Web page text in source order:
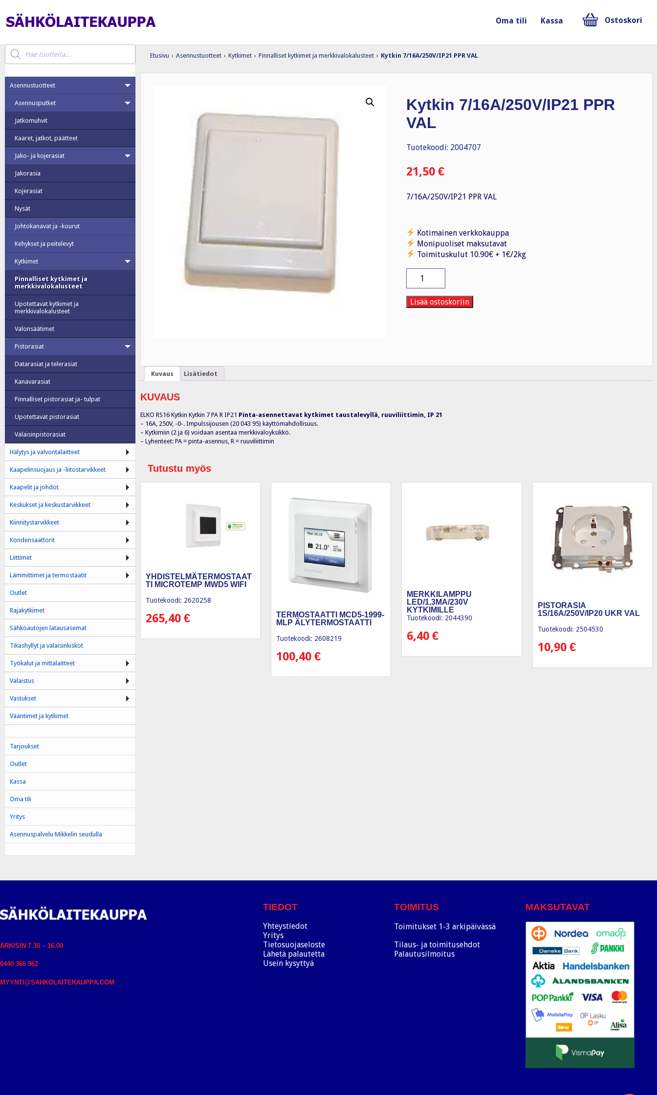
Oma tili Kassa Ostoskori
Etusivu › Asennustuotteet › Kytkimet › Pinnalliset kytkimet ja merkkivalokalusteet › Kytkin 7/16A/250V/IP21 PPR VAL
Kytkin 7/16A/250V/IP21 PPR
VAL
Tuotekoodi: 2004707
21,50 €
7/16A/250V/IP21 PPR VAL
Kotimainen verkkokauppa
Monipuoliset maksutavat
Toimituskulut 10.90€ + 1€/2kg
7/16A/250V/IP21
PPR
VAL
määrä
Lisää ostoskoriin
Kuvaus Lisätiedot
KUVAUS
ELKO RS16 Kytkin Kytkin 7 PA R IP21 Pinta-asennettavat kytkimet taustalevyllä, ruuviliittimin, IP 21
– 16A, 250V, -0-. Impulssijousen (20 043 95) käyttömahdollisuus.
– Kytkimiin (2 ja 6) voidaan asentaa merkkivaloyksikkö.
– Lyhenteet: PA = pinta-asennus, R = ruuviliittimin
Tutustu myös
YHDISTELMÄTERMOSTAAT
TI MICROTEMP MWD5 WIFI
Tuotekoodi: 2620258
265,40 €
TERMOSTAATTI MCD5-1999-
MLP ÄLYTERMOSTAATTI
Tuotekoodi: 2608219
100,40€
MERKKILAMPPU
LED/1,3MA/230V
KYTKIMILLE
Tuotekoodi: 2044390
6,40€
PISTORASIA
1S/16A/250V/IP20 UKR VAL
Tuotekoodi: 2504530
10,90 €
Products
search
Asennustuotteet
Asennusputket
Jatkomuhvit
Kaaret, jatkot, päätteet
Jako- ja kojerasiat
Jakorasia
Kojerasiat
Nysät
Johtokanavat ja -kourut
Kehykset ja peitelevyt
Kytkimet
Pinnalliset kytkimet ja
merkkivalokalusteet
Upotettavat kytkimet ja
merkkivalokalusteet
Valonsäätimet
Pistorasiat
Datarasiat ja telerasiat
Kanavarasiat
Pinnalliset pistorasiat ja- tulpat
Upotettavat pistorasiat
Valaisinpistorasiat
Hälytys ja valvontalaitteet
Kaapelinsuojaus ja -liitostarvikkeet
Kaapelit ja johdot
Keskukset ja keskustarvikkeet
Kiinnitystarvikkeet
Kondensaattorit
Liittimet
Lämmittimet ja termostaatit
Outlet
Rajakytkimet
Sähköautojen latausasemat
Tikashyllyt ja valaisinkiskot
Työkalut ja mittalaitteet
Valaistus
Vastukset
Vääntimet ja kytkimet
Tarjoukset
Outlet
Kassa
Oma tili
Yritys
Asennuspalvelu Mikkelin seudulla
ARKISIN 7.30 – 16.00
0440 366 962
MYYNTI@SAHKOLAITEKAUPPA.COM
TIEDOT
Yhteystiedot
Yritys
Tietosuojaseloste
Lähetä palautetta
Usein kysyttyä
TOIMITUS
Toimitukset 1-3 arkipäivässä
Tilaus- ja toimitusehdot
Palautusilmoitus
MAKSUTAVAT